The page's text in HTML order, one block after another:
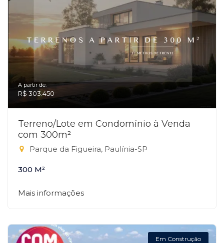
A partir de:
R$ 303.450
Terreno/Lote em Condomínio à Venda
com 300m²
Parque da Figueira, Paulínia-SP
300 M²
Mais informações
Em Construção